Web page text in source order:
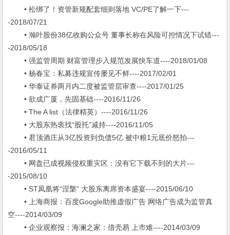
• 松绑了！资管新规配套细则落地 VC/PE了解一下---
-2018/07/21
• 瀚叶股份38亿收购公众号 董事长称在风险可控情况下试错---
-2018/05/18
• 强监管周期 财富管理步入规范发展快车道----2018/01/08
• 杨春宝：私募违规宣传屡见不鲜----2017/02/01
• 华泰证券两月内二度被监管层审查----2017/01/25
• 欲成广厦，先固基础----2016/11/26
• The A list（法律精英）----2016/11/26
• 大股东热衷找“股托”减持----2016/11/05
• 君顶酒庄从3亿投资到负债5亿 被中粮1元底价怒拍---
-2016/05/11
• 网盘已成视频侵权重灾区：没有它下载不到的大片---
-2015/08/10
• ST凤凰将“涅槃” 大股东离席资本盛宴----2015/06/10
• 上海商报：百度Google助推虚假广告 网络广告成为监管真
空----2014/03/09
• 企业观察报：海澜之家：借壳易 上市难----2014/03/09